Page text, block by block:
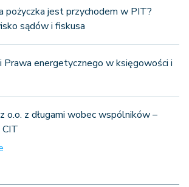
pożyczka jest przychodem w PIT?
sądów i fiskusa
Prawa energetycznego w księgowości i
o.o. z długami wobec wspólników –